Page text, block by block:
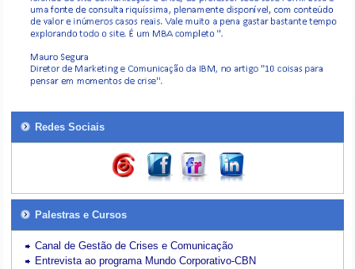
Redes Sociais
Palestras e Cursos
Canal de Gestão de Crises e Comunicação
Entrevista ao programa Mundo Corporativo-CBN